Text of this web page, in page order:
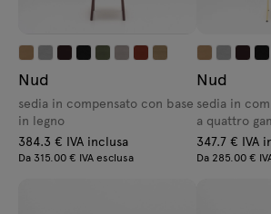
Nud
sedia in compensato con base
in legno
384.3 € IVA inclusa
Da 315.00 € IVA esclusa
Nud
sedia in
a quattro
347.7 € IVA
Da 285.00 €